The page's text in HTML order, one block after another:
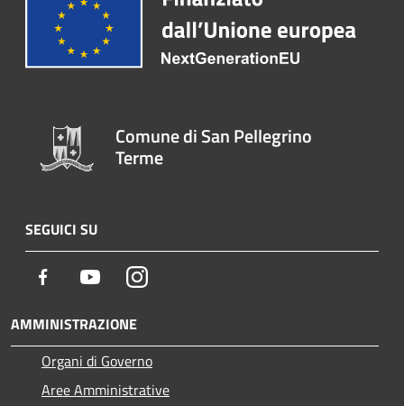
Comune di San Pellegrino
Terme
SEGUICI SU
Facebook YoutubeInstagram
AMMINISTRAZIONE
Organi di Governo
Aree Amministrative